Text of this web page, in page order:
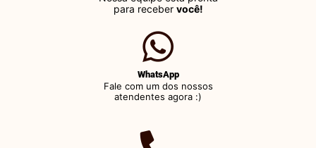
para receber você!
WhatsApp
Fale com um dos nossos
atendentes agora :)